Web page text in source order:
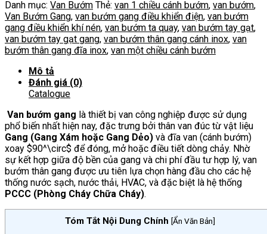
số
lượng
Danh mục: Van Bướm Thẻ: van 1 chiều cánh bướm, van bướm,
Van Bướm Gang, van bướm gang điều khiển điện, van bướm
gang điều khiển khí nén, van bướm ta quay, van bướm tay gạt,
van bướm tay gạt gang, van bướm thân gang cánh inox, van
bướm thân gang đĩa inox, van một chiều cánh bướm
Mô tả
Đánh giá (0)
Catalogue
Van bướm gang là thiết bị van công nghiệp được sử dụng
phổ biến nhất hiện nay, đặc trưng bởi thân van đúc từ vật liệu
Gang (Gang Xám hoặc Gang Dẻo) và đĩa van (cánh bướm)
xoay $90^\circ$ để đóng, mở hoặc điều tiết dòng chảy. Nhờ
sự kết hợp giữa độ bền của gang và chi phí đầu tư hợp lý, van
bướm thân gang được ưu tiên lựa chọn hàng đầu cho các hệ
thống nước sạch, nước thải, HVAC, và đặc biệt là hệ thống
PCCC (Phòng Cháy Chữa Cháy).
Tóm Tắt Nội Dung Chính [Ẩn Văn Bản]